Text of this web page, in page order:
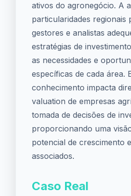
ativos do agronegócio. A
particularidades regionais
gestores e analistas
estratégias de
as necessidades e
específicas de cada área.
conhecimento impacta
valuation de empresas
tomada de decisões de
proporcionando uma
potencial de crescimento
associados.
Caso Real